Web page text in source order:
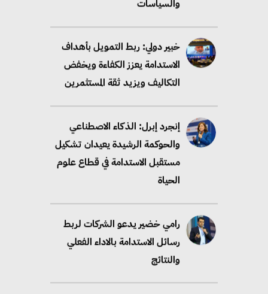
والسياسات
خبير دولي: ربط التمويل بأهداف
الاستدامة يعزز الكفاءة ويخفض
التكاليف ويزيد ثقة المستثمرين
إنجرد إبرل: الذكاء الاصطناعي
والحوكمة الرشيدة يعيدان تشكيل
مستقبل الاستدامة في قطاع علوم
الحياة
رامي خضير يدعو الشركات لربط
رسائل الاستدامة بالاداء الفعلي
والنتائج